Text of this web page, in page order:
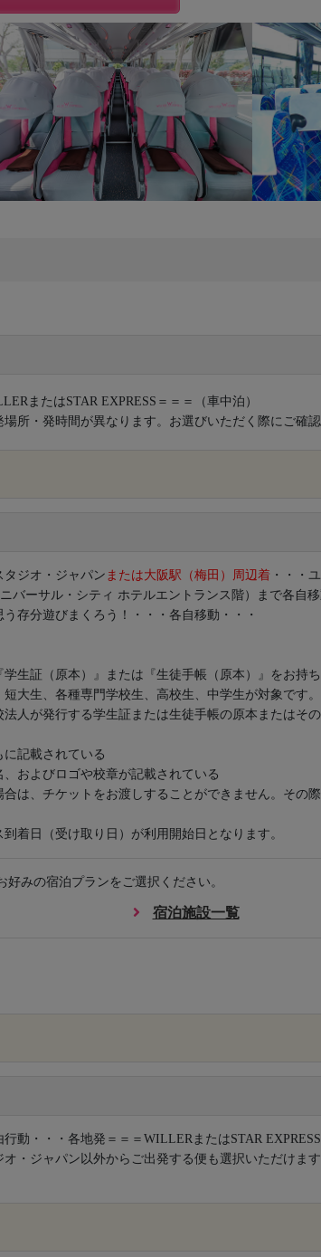
またはSTAR EXPRESS＝＝＝（車中泊）
場所・発時間が異なります。お選びいただく際にご確
タジオ・ジャパン または大阪駅（梅田）周辺着 ・・・
バーサル・シティ ホテルエントランス階）まで各自
存分遊びまくろう！・・・各自移動・・・
生証（原本）』または『生徒手帳（原本）』をお持
大生、各種専門学校生、高校生、中学生が対象です。
人が発行する学生証または生徒手帳の原本またはそ
に記載されている
、およびロゴや校章が記載されている
は、チケットをお渡しすることができません。その
着日（受け取り日）が利用開始日となります。
好みの宿泊プランをご選択ください。
宿泊施設一覧
動・・・各地発＝＝＝WILLERまたはSTAR
オ・ジャパン以外からご出発する便も選択いただけま